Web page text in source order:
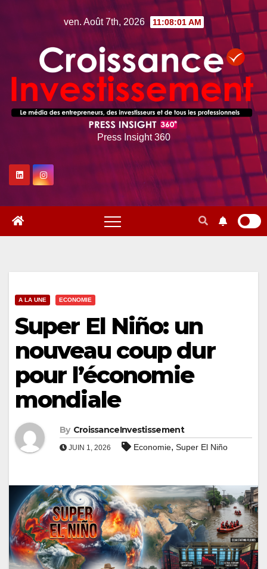
ven. Août 7th, 2026 11:08:02 AM
Press Insight 360
A LA UNE ECONOMIE
Super El Niño: un
nouveau coup dur
pour l’économie
mondiale
By CroissanceInvestissement
JUIN 1, 2026 Economie, Super El Niño